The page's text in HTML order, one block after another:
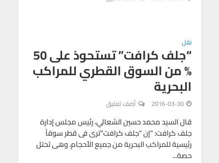
نقل
“جلف كرافت” تستحوذ على 50
% من السوق القطري للمراكب
البحرية
2016-03-30 أضف تعليق
قال السيد محمد حسين الشعالي، رئيس مجلس إدارة
جلف كرافت: “إن “جلف كرافت”ترى فى قطر سوقاً
رئيسية للمراكب البحرية من جميع الأحجام، وهى تحتل
حصة...